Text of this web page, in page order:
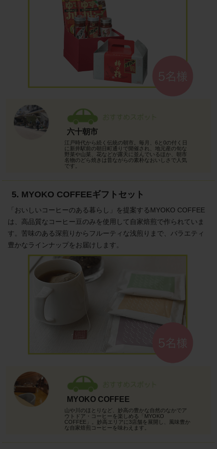
六十朝市
江戸時代から続く伝統の朝市。毎月、6と0の付く日
に新井駅前の朝日町通りで開催され、地元産の旬な
野菜や山菜、花などが露天に並んでいるほか、朝市
名物のどら焼きは昔ながらの素朴なおいしさで人気
です。
5. MYOKO COFFEEギフトセット
「おいしいコーヒーのある暮らし」を提案するMYOKO COFFEE
は、高品質なコーヒー豆のみを使用して自家焙煎で作られていま
す。苦味のある深煎りからフルーティな浅煎りまで、バラエティ
豊かなラインナップをお届けします。
MYOKO COFFEE
山や川のほとりなど、妙高の豊かな自然のなかでア
ウトドア・コーヒーを楽しめる「MYOKO
COFFEE」。妙高エリアに3店舗を展開し、風味豊か
な自家焙煎コーヒーを味わえます。